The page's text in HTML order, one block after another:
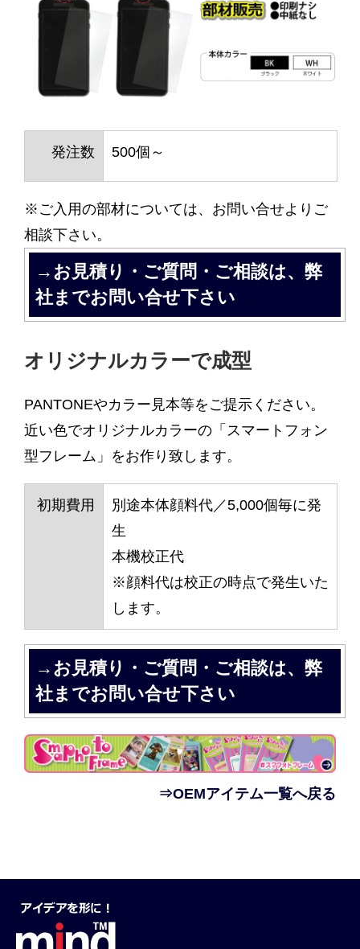
発注数 500個～
※ご入用の部材については、お問い合せよりご
相談下さい。
→お見積り・ご質問・ご相談は、弊
社までお問い合せ下さい
オリジナルカラーで成型
PANTONEやカラー見本等をご提示ください。
近い色でオリジナルカラーの「スマートフォン
型フレーム」をお作り致します。
初期費用
別途本体顔料代／5,000個毎に発
生
本機校正代
※顔料代は校正の時点で発生いた
します。
→お見積り・ご質問・ご相談は、弊
社までお問い合せ下さい
⇒OEMアイテム一覧へ戻る